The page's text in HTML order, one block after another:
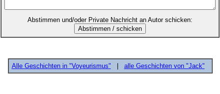
Abstimmen und/oder Private Nachricht an Autor schicken:
Alle Geschichten in "Voyeurismus" alle Geschichten von "Jack"